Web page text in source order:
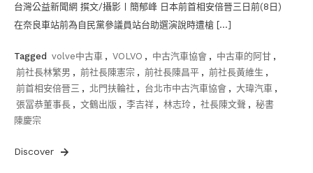
台灣公益新聞網 撰文/攝影〡簡郁峰 日本前首相安倍晉三日前(8日)
在奈良車站前為自民黨參議員站台助選演說時遭槍 […]
Tagged volve中古車 , VOLVO , 中古汽車協會 , 中古車的阿甘 ,
前社長林繁男 , 前社長陳憲宗 , 前社長陳昌平 , 前社長黃維生 ,
前首相安倍晉三 , 北門扶輪社 , 台北市中古汽車協會 , 大瑋汽車 ,
張冨恭董事長 , 文鶴出版 , 李吉祥 , 林志玲 , 社長陳文聲 , 秘書
陳慶宗
Discover